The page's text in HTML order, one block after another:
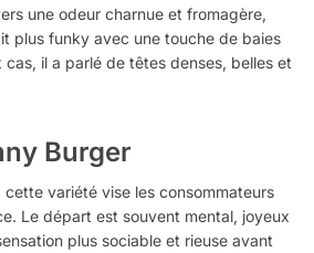
une odeur charnue et fromagère,
plus funky avec une touche de baies
cas, il a parlé de têtes denses, belles et
Burger
variété vise les consommateurs
Le départ est souvent mental, joyeux
plus sociable et rieuse avant